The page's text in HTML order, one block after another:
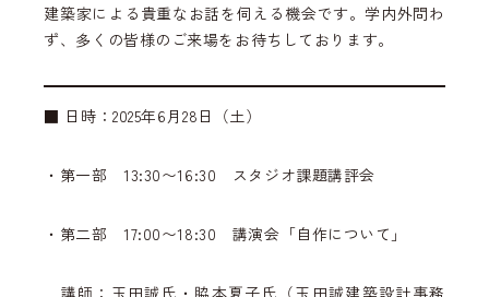
建築家による貴重なお話を伺える機会です。学内外問わ
ず、多くの皆様のご来場をお待ちしております。
■ 日時：2025年6月28日（土）
・第一部 13:30〜16:30 スタジオ課題講評会
・第二部 17:00〜18:30 講演会「自作について」
講師：玉田誠氏・脇本夏子氏（玉田誠建築設計事務